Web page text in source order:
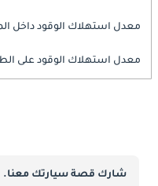
معدل استهلاك الوقود داخل
معدل استهلاك الوقود على
شارك قصة سيارتك معنا.